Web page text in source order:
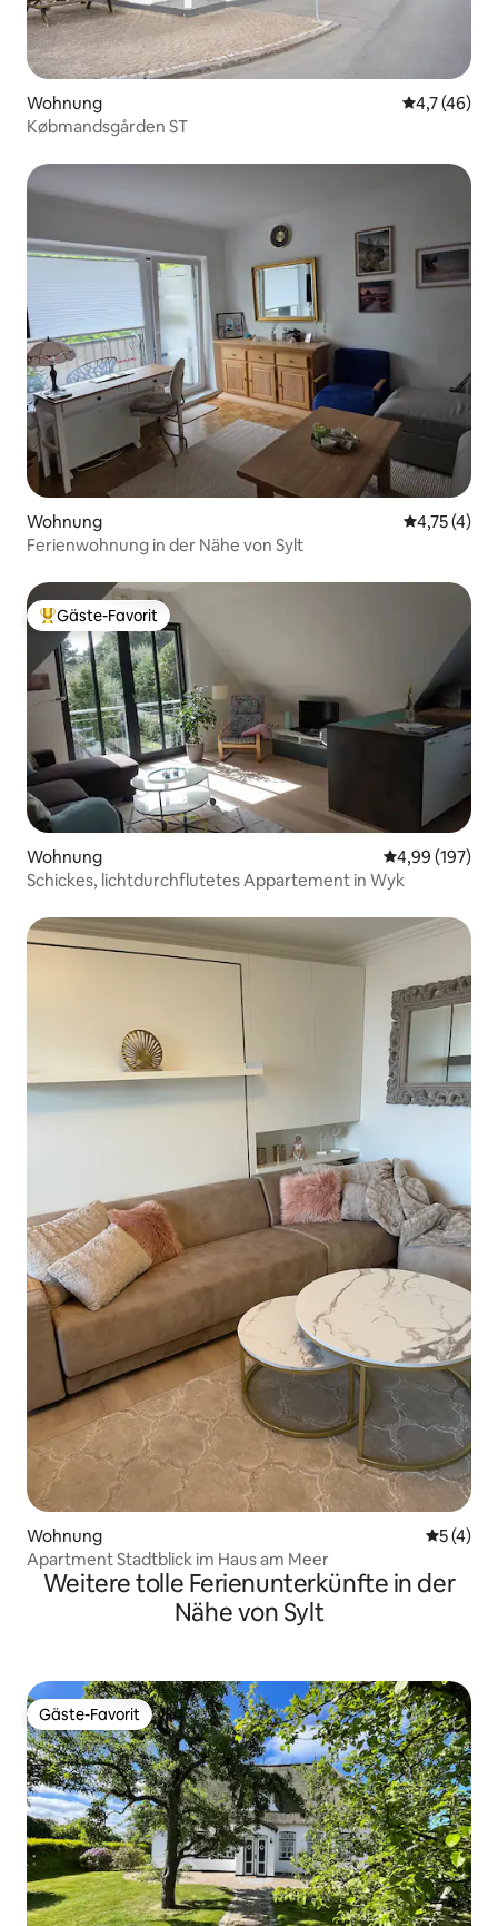
Wohnung
4,7 (46)
Købmandsgården ST
Wohnung
4,75 (4)
Ferienwohnung in der Nähe von Sylt
Beliebter Gäste-Favorit.
Gäste-Favorit
Wohnung
4,99 (197)
Schickes, lichtdurchflutetes Appartement in Wyk
Wohnung
5 (4)
Apartment Stadtblick im Haus am Meer
Weitere tolle Ferienunterkünfte in der
Nähe von Sylt
Gäste-Favorit
Gäste-Favorit